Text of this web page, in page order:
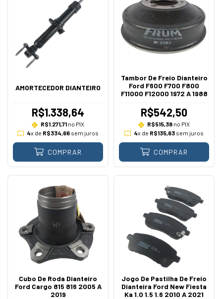
AMORTECEDOR DIANTEIRO
R$1.338,64
R$1.271,71 no PIX
4x de R$334,66 sem juros
COMPRAR
Tambor De Freio Dianteiro
Ford F600 F700 F800
F11000 F12000 1972 A 1988
R$542,50
R$515,38 no PIX
4x de R$135,63 sem juros
COMPRAR
Cubo De Roda Dianteiro
Ford Cargo 815 816 2005 A
2019
Jogo De Pastilha De Freio
Dianteira Ford New Fiesta
Ka 1.0 1.5 1.6 2010 A 2021